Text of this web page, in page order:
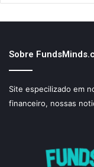
Sobre
Site especilizado em
financeiro, nossas